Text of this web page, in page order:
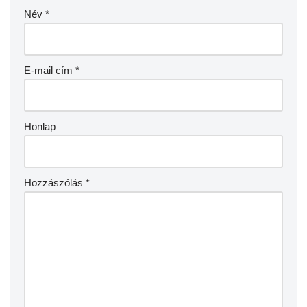
Név *
E-mail cím *
Honlap
Hozzászólás *